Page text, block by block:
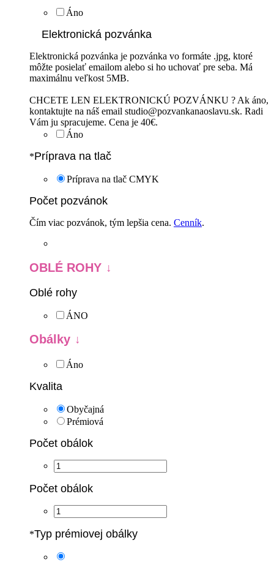
Áno
Elektronická pozvánka
Elektronická pozvánka je pozvánka vo formáte .jpg, ktoré
môžte posielať emailom alebo si ho uchovať pre seba. Má
maximálnu veľkost 5MB.
CHCETE LEN ELEKTRONICKÚ POZVÁNKU ? Ak áno,
kontaktujte na náš email studio@pozvankanaoslavu.sk. Radi
Vám ju spracujeme. Cena je 40€.
Áno
*Príprava na tlač
Príprava na tlač CMYK
Počet pozvánok
Čím viac pozvánok, tým lepšia cena. Cenník.
OBLÉ ROHY
Oblé rohy
ÁNO
Obálky
Áno
Kvalita
Obyčajná
Prémiová
Počet obálok
Počet obálok
*Typ prémiovej obálky